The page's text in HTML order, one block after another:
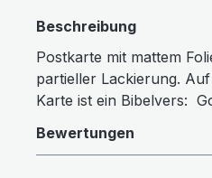
Beschreibung
Postkarte mit mattem
partieller Lackierung.
Karte ist ein Bibelvers:
Bewertungen
Farben invertieren